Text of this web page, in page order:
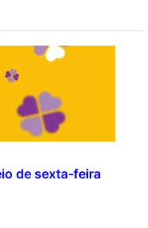
de sexta-feira